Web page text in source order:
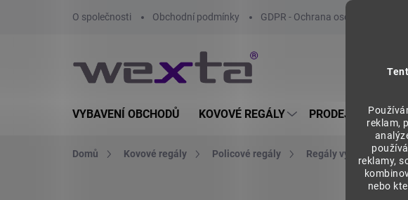
reklam,
reklamy,
nebo
O společnosti Obchodní podmínky GDPR - Ochrana osobních údajů
VYBAVENÍ OBCHODŮ KOVOVÉ REGÁLY PRODEJNÍ
Domů Kovové regály Policové regály Regály výška 1576